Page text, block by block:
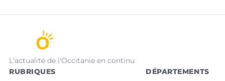
L'actualité de l'Occitanie en continu
RUBRIQUES
DÉPARTEMENTS